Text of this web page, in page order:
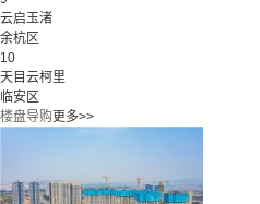
云启玉渚
余杭区
10
天目云柯里
临安区
楼盘导购更多>>